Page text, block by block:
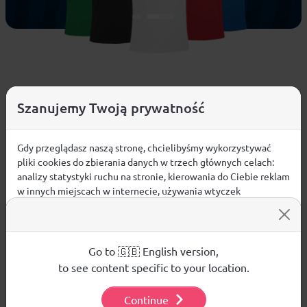
Nowości
NEW NEW
Szanujemy Twoją prywatność
Gdy przeglądasz naszą stronę, chcielibyśmy wykorzystywać
pliki cookies do zbierania danych w trzech głównych celach:
analizy statystyki ruchu na stronie, kierowania do Ciebie reklam
w innych miejscach w internecie, używania wtyczek
używanych plików cookies.
Aby dowiedzieć się więcej o plikach cookie i tym, jak
wykorzystujemy Twoje dane, odwiedź naszą Polityką
Go to 🇬🇧 English version,
to see content specific to your location.
Continue